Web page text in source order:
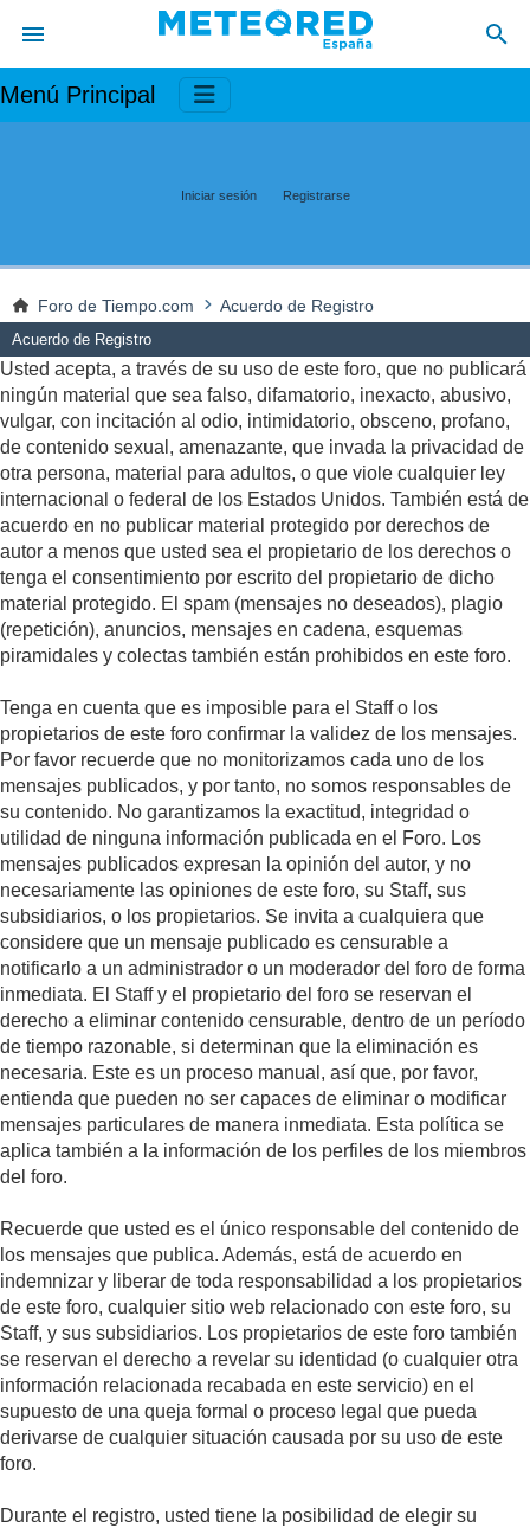
Menú Principal
Iniciar sesión Registrarse
Foro de Tiempo.com Acuerdo de Registro
Acuerdo de Registro
Usted acepta, a través de su uso de este foro, que no publicará
ningún material que sea falso, difamatorio, inexacto, abusivo,
vulgar, con incitación al odio, intimidatorio, obsceno, profano,
de contenido sexual, amenazante, que invada la privacidad de
otra persona, material para adultos, o que viole cualquier ley
internacional o federal de los Estados Unidos. También está de
acuerdo en no publicar material protegido por derechos de
autor a menos que usted sea el propietario de los derechos o
tenga el consentimiento por escrito del propietario de dicho
material protegido. El spam (mensajes no deseados), plagio
(repetición), anuncios, mensajes en cadena, esquemas
piramidales y colectas también están prohibidos en este foro.
Tenga en cuenta que es imposible para el Staff o los
propietarios de este foro confirmar la validez de los mensajes.
Por favor recuerde que no monitorizamos cada uno de los
mensajes publicados, y por tanto, no somos responsables de
su contenido. No garantizamos la exactitud, integridad o
utilidad de ninguna información publicada en el Foro. Los
mensajes publicados expresan la opinión del autor, y no
necesariamente las opiniones de este foro, su Staff, sus
subsidiarios, o los propietarios. Se invita a cualquiera que
considere que un mensaje publicado es censurable a
notificarlo a un administrador o un moderador del foro de forma
inmediata. El Staff y el propietario del foro se reservan el
derecho a eliminar contenido censurable, dentro de un período
de tiempo razonable, si determinan que la eliminación es
necesaria. Este es un proceso manual, así que, por favor,
entienda que pueden no ser capaces de eliminar o modificar
mensajes particulares de manera inmediata. Esta política se
aplica también a la información de los perfiles de los miembros
del foro.
Recuerde que usted es el único responsable del contenido de
los mensajes que publica. Además, está de acuerdo en
indemnizar y liberar de toda responsabilidad a los propietarios
de este foro, cualquier sitio web relacionado con este foro, su
Staff, y sus subsidiarios. Los propietarios de este foro también
se reservan el derecho a revelar su identidad (o cualquier otra
información relacionada recabada en este servicio) en el
supuesto de una queja formal o proceso legal que pueda
derivarse de cualquier situación causada por su uso de este
foro.
Durante el registro, usted tiene la posibilidad de elegir su